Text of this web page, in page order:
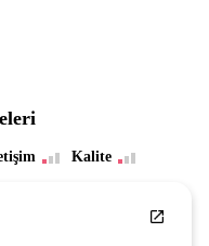
Kalite